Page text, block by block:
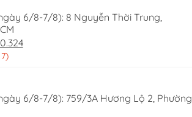
6/8-7/8): 8 Nguyễn Thời Trung,
6/8-7/8): 759/3A Hương Lộ 2, Phường